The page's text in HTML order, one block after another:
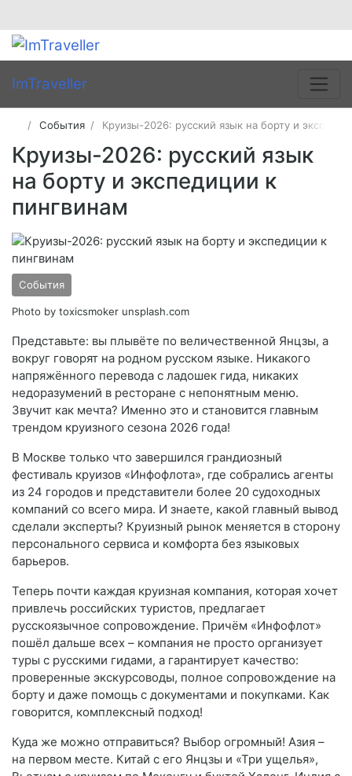
ImTraveller
События Круизы-2026: русский язык на борту и
Круизы-2026: русский язык
на борту и экспедиции к
пингвинам
События
Photo by toxicsmoker unsplash.com
Представьте: вы плывёте по величественной Янцзы, а
вокруг говорят на родном русском языке. Никакого
напряжённого перевода с ладошек гида, никаких
недоразумений в ресторане с непонятным меню.
Звучит как мечта? Именно это и становится главным
трендом круизного сезона 2026 года!
В Москве только что завершился грандиозный
фестиваль круизов «Инфофлота», где собрались агенты
из 24 городов и представители более 20 судоходных
компаний со всего мира. И знаете, какой главный вывод
сделали эксперты? Круизный рынок меняется в сторону
персонального сервиса и комфорта без языковых
барьеров.
Теперь почти каждая круизная компания, которая хочет
привлечь российских туристов, предлагает
русскоязычное сопровождение. Причём «Инфофлот»
пошёл дальше всех – компания не просто организует
туры с русскими гидами, а гарантирует качество:
проверенные экскурсоводы, полное сопровождение на
борту и даже помощь с документами и покупками. Как
говорится, комплексный подход!
Куда же можно отправиться? Выбор огромный! Азия –
на первом месте. Китай с его Янцзы и «Три ущелья»,